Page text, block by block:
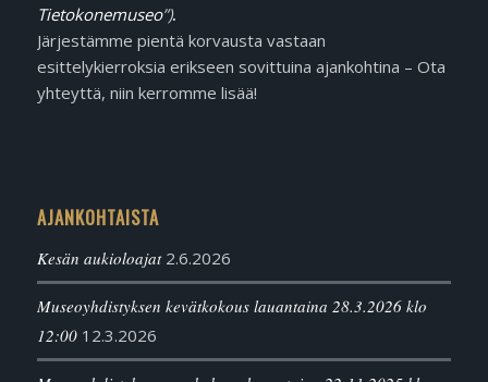
Tietokonemuseo”).
Järjestämme pientä korvausta vastaan
esittelykierroksia erikseen sovittuina ajankohtina – Ota
yhteyttä, niin kerromme lisää!
AJANKOHTAISTA
Kesän aukioloajat 2.6.2026
Museoyhdistyksen kevätkokous lauantaina 28.3.2026 klo
12:00 12.3.2026